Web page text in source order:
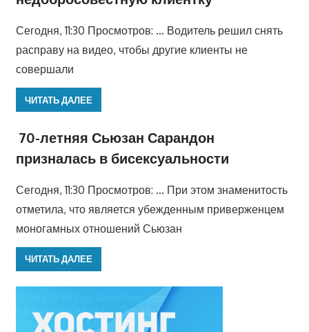
Сегодня, 11:30 Просмотров: … Водитель решил снять
расправу на видео, чтобы другие клиенты не
совершали
ЧИТАТЬ ДАЛЕЕ
70-летняя Сьюзан Сарандон
призналась в бисексуальности
Сегодня, 11:30 Просмотров: … При этом знаменитость
отметила, что является убежденным приверженцем
моногамных отношений Сьюзан
ЧИТАТЬ ДАЛЕЕ